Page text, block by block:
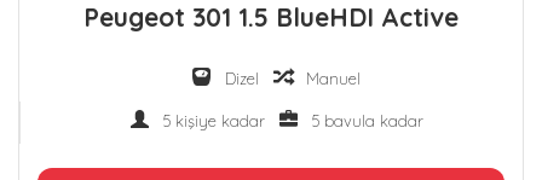
Peugeot 301 1.5 BlueHDI Active
Dizel Manuel
5 kişiye kadar 5 bavula kadar